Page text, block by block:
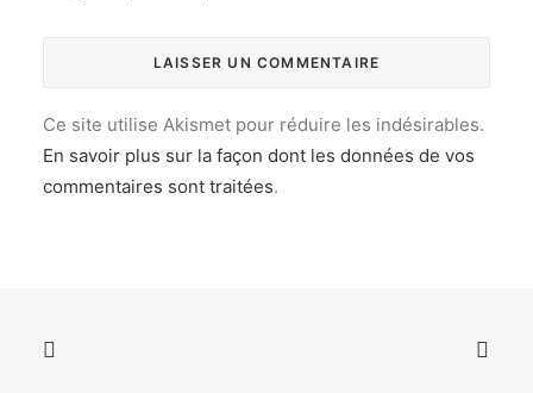
Ce site utilise Akismet pour réduire les indésirables.
En savoir plus sur la façon dont les données de vos
commentaires sont traitées.